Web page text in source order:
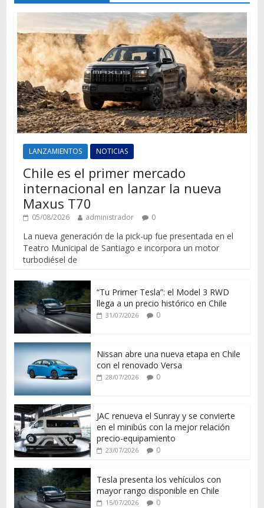
LANZAMIENTOS NOTICIAS
Chile es el primer mercado
internacional en lanzar la nueva
Maxus T70
05/08/2026 administrador 0
La nueva generación de la pick-up fue presentada en el
Teatro Municipal de Santiago e incorpora un motor
turbodiésel de
“Tu Primer Tesla”: el Model 3 RWD
llega a un precio histórico en Chile
31/07/2026 0
Nissan abre una nueva etapa en Chile
con el renovado Versa
28/07/2026 0
JAC renueva el Sunray y se convierte
en el minibús con la mejor relación
precio-equipamiento
23/07/2026 0
Tesla presenta los vehículos con
mayor rango disponible en Chile
15/07/2026 0